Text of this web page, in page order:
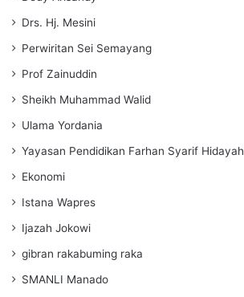
Drs. Hj. Mesini
Perwiritan Sei Semayang
Prof Zainuddin
Sheikh Muhammad Walid
Ulama Yordania
Yayasan Pendidikan Farhan Syarif Hidayah
Ekonomi
Istana Wapres
Ijazah Jokowi
gibran rakabuming raka
SMANLI Manado